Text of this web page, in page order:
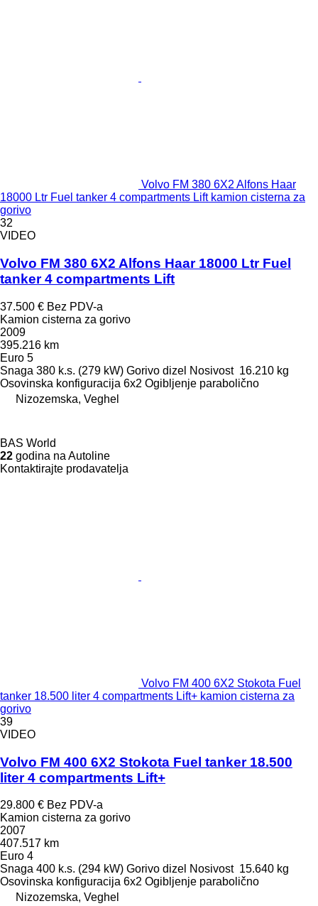
Volvo FM 380 6X2 Alfons Haar
18000 Ltr Fuel tanker 4 compartments Lift kamion cisterna za
gorivo
32
VIDEO
Volvo FM 380 6X2 Alfons Haar 18000 Ltr Fuel
tanker 4 compartments Lift
37.500 € Bez PDV-a
Kamion cisterna za gorivo
2009
395.216 km
Euro 5
Snaga 380 k.s. (279 kW) Gorivo dizel Nosivost 16.210 kg
Osovinska konfiguracija 6x2 Ogibljenje parabolično
Nizozemska, Veghel
BAS World
22 godina na Autoline
Kontaktirajte prodavatelja
Volvo FM 400 6X2 Stokota Fuel
tanker 18.500 liter 4 compartments Lift+ kamion cisterna za
gorivo
39
VIDEO
Volvo FM 400 6X2 Stokota Fuel tanker 18.500
liter 4 compartments Lift+
29.800 € Bez PDV-a
Kamion cisterna za gorivo
2007
407.517 km
Euro 4
Snaga 400 k.s. (294 kW) Gorivo dizel Nosivost 15.640 kg
Osovinska konfiguracija 6x2 Ogibljenje parabolično
Nizozemska, Veghel